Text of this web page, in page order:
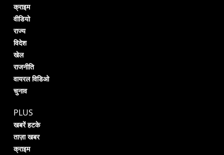
क्राइम
वीडियो
राज्य
विदेश
खेल
राजनीति
वायरल विडिओ
चुनाव
PLUS
खबरें हटके
ताज़ा खबर
क्राइम